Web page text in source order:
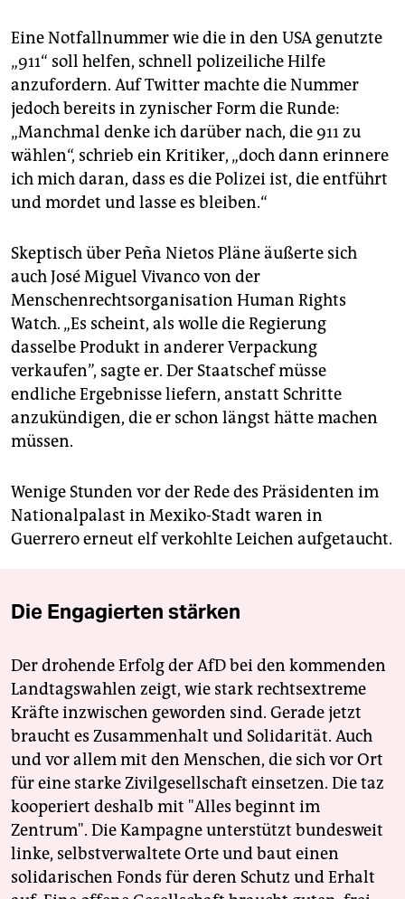
Eine Notfallnummer wie die in den USA genutzte
„911“ soll helfen, schnell polizeiliche Hilfe
anzufordern. Auf Twitter machte die Nummer
jedoch bereits in zynischer Form die Runde:
„Manchmal denke ich darüber nach, die 911 zu
wählen“, schrieb ein Kritiker, „doch dann erinnere
ich mich daran, dass es die Polizei ist, die entführt
und mordet und lasse es bleiben.“
Skeptisch über Peña Nietos Pläne äußerte sich
auch José Miguel Vivanco von der
Menschenrechtsorganisation Human Rights
Watch. „Es scheint, als wolle die Regierung
dasselbe Produkt in anderer Verpackung
verkaufen”, sagte er. Der Staatschef müsse
endliche Ergebnisse liefern, anstatt Schritte
anzukündigen, die er schon längst hätte machen
müssen.
Wenige Stunden vor der Rede des Präsidenten im
Nationalpalast in Mexiko-Stadt waren in
Guerrero erneut elf verkohlte Leichen aufgetaucht.
Die Engagierten stärken
Der drohende Erfolg der AfD bei den kommenden
Landtagswahlen zeigt, wie stark rechtsextreme
Kräfte inzwischen geworden sind. Gerade jetzt
braucht es Zusammenhalt und Solidarität. Auch
und vor allem mit den Menschen, die sich vor Ort
für eine starke Zivilgesellschaft einsetzen. Die taz
kooperiert deshalb mit "Alles beginnt im
Zentrum". Die Kampagne unterstützt bundesweit
linke, selbstverwaltete Orte und baut einen
solidarischen Fonds für deren Schutz und Erhalt